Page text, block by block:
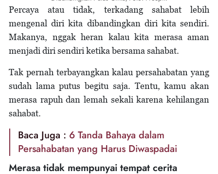
Percaya atau tidak, terkadang sahabat lebih
mengenal diri kita dibandingkan diri kita sendiri.
Makanya, nggak heran kalau kita merasa aman
menjadi diri sendiri ketika bersama sahabat.
Tak pernah terbayangkan kalau persahabatan yang
sudah lama putus begitu saja. Tentu, kamu akan
merasa rapuh dan lemah sekali karena kehilangan
sahabat.
Baca Juga : 6 Tanda Bahaya dalam
Persahabatan yang Harus Diwaspadai
Merasa tidak mempunyai tempat cerita